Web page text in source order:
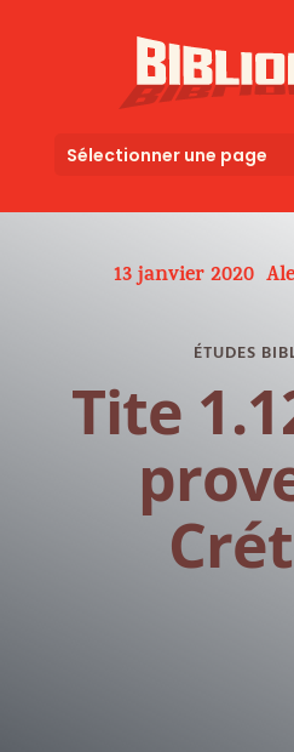
Sélectionner une page
13 janvier 2020
ÉTUDES
Tite